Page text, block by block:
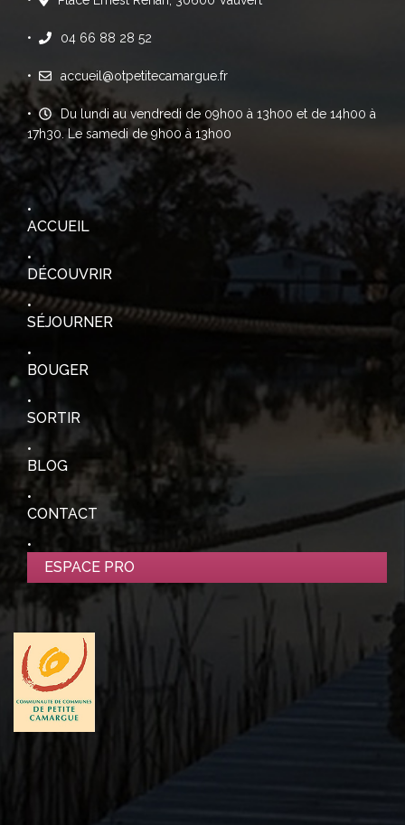
04 66 88 28 52
accueil@otpetitecamargue.fr
Du lundi au vendredi de 09h00 à 13h00 et de 14h00 à
17h30. Le samedi de 9h00 à 13h00
ACCUEIL
DÉCOUVRIR
SÉJOURNER
BOUGER
SORTIR
BLOG
CONTACT
ESPACE PRO